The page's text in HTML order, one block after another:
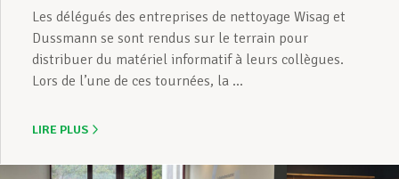
Actualités
Les délégués des entreprises de nettoyage Wisag et
Dussmann se sont rendus sur le terrain pour
distribuer du matériel informatif à leurs collègues.
Lors de l’une de ces tournées, la ...
LIRE PLUS